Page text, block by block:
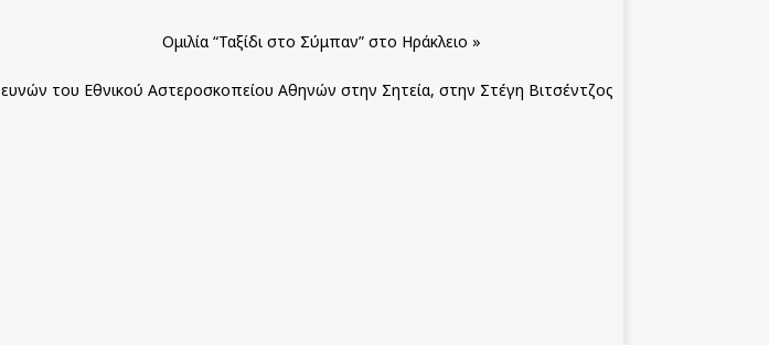
Ομιλία “Ταξίδι στο Σύμπαν” στο Ηράκλειο »
του Εθνικού Αστεροσκοπείου Αθηνών στην Σητεία, στην Στέγη Βιτσέντζος